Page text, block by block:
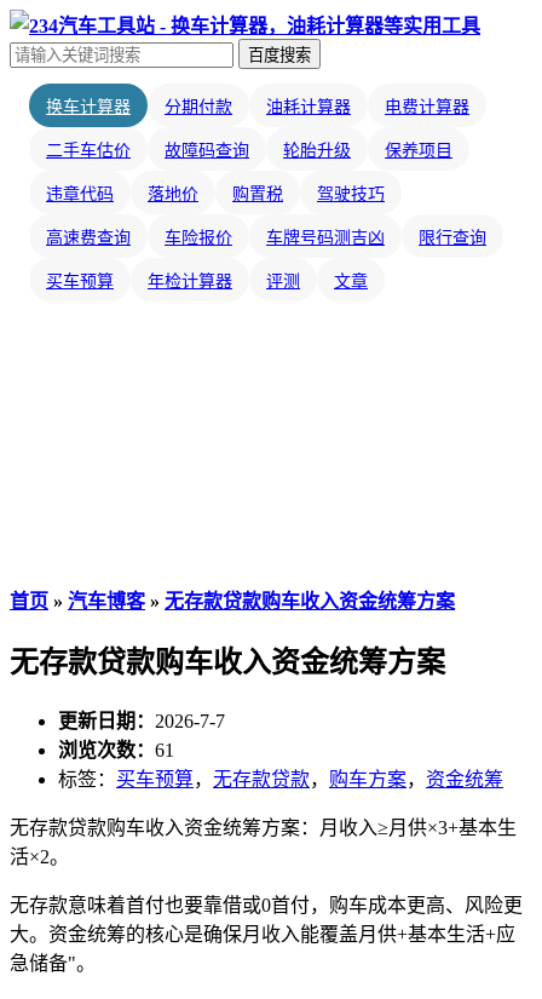
百度搜索
换车计算器 分期付款 油耗计算器 电费计算器
二手车估价 故障码查询 轮胎升级 保养项目
违章代码 落地价 购置税 驾驶技巧
高速费查询 车险报价 车牌号码测吉凶 限行查询
买车预算 年检计算器 评测 文章
首页 » 汽车博客» 无存款贷款购车收入资金统筹方案
无存款贷款购车收入资金统筹方案
更新日期： 2026-7-7
浏览次数： 61
标签： 买车预算， 无存款贷款， 购车方案， 资金统筹
无存款贷款购车收入资金统筹方案：月收入≥月供×3+基本生
活×2。
无存款意味着首付也要靠借或0首付，购车成本更高、风险更
大。资金统筹的核心是确保月收入能覆盖月供+基本生活+应
急储备"。